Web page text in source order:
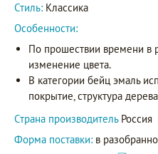
Стиль: Классика
Особенности:
По прошествии времени в
изменение цвета.
В категории бейц эмаль
покрытие, структура
Страна производитель Россия
Форма поставки: в